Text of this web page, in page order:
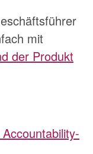
mit
der Produkt